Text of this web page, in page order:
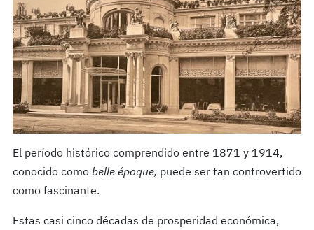
El período histórico comprendido entre 1871 y 1914,
conocido como belle époque, puede ser tan controvertido
como fascinante.
Estas casi cinco décadas de prosperidad económica,